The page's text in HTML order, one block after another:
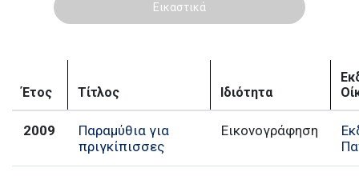
Εικαστικά
Έτος Τίτλος Ιδιότητα
2009
Παραμύθια για
πριγκίπισσες
Εικονογράφηση